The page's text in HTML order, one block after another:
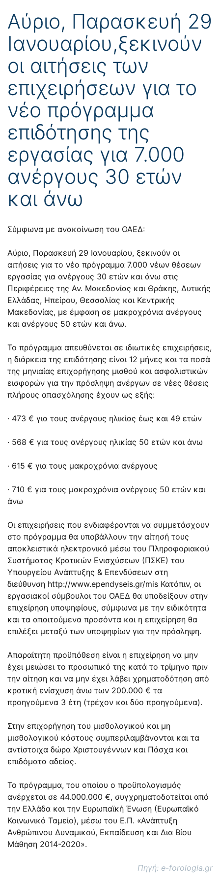
Αύριο, Παρασκευή 29
Ιανουαρίου,ξεκινούν
οι αιτήσεις των
επιχειρήσεων για το
νέο πρόγραμμα
επιδότησης της
εργασίας για 7.000
ανέργους 30 ετών
και άνω
Σύμφωνα με ανακοίνωση του ΟΑΕΔ:
Αύριο, Παρασκευή 29 Ιανουαρίου, ξεκινούν οι
αιτήσεις για το νέο πρόγραμμα 7.000 νέων θέσεων
εργασίας για ανέργους 30 ετών και άνω στις
Περιφέρειες της Αν. Μακεδονίας και Θράκης, Δυτικής
Ελλάδας, Ηπείρου, Θεσσαλίας και Κεντρικής
Μακεδονίας, με έμφαση σε μακροχρόνια ανέργους
και ανέργους 50 ετών και άνω.
Το πρόγραμμα απευθύνεται σε ιδιωτικές επιχειρήσεις,
η διάρκεια της επιδότησης είναι 12 μήνες και τα ποσά
της μηνιαίας επιχορήγησης μισθού και ασφαλιστικών
εισφορών για την πρόσληψη ανέργων σε νέες θέσεις
πλήρους απασχόλησης έχουν ως εξής:
· 473 € για τους ανέργους ηλικίας έως και 49 ετών
· 568 € για τους ανέργους ηλικίας 50 ετών και άνω
· 615 € για τους μακροχρόνια ανέργους
· 710 € για τους μακροχρόνια ανέργους 50 ετών και
άνω
Οι επιχειρήσεις που ενδιαφέρονται να συμμετάσχουν
στο πρόγραμμα θα υποβάλλουν την αίτησή τους
αποκλειστικά ηλεκτρονικά μέσω του Πληροφοριακού
Συστήματος Κρατικών Ενισχύσεων (ΠΣΚΕ) του
Υπουργείου Ανάπτυξης & Επενδύσεων στη
διεύθυνση http://www.ependyseis.gr/mis Κατόπιν, οι
εργασιακοί σύμβουλοι του ΟΑΕΔ θα υποδείξουν στην
επιχείρηση υποψηφίους, σύμφωνα με την ειδικότητα
και τα απαιτούμενα προσόντα και η επιχείρηση θα
επιλέξει μεταξύ των υποψηφίων για την πρόσληψη.
Απαραίτητη προϋπόθεση είναι η επιχείρηση να μην
έχει μειώσει το προσωπικό της κατά το τρίμηνο πριν
την αίτηση και να μην έχει λάβει χρηματοδότηση από
κρατική ενίσχυση άνω των 200.000 € τα
προηγούμενα 3 έτη (τρέχον και δύο προηγούμενα).
Στην επιχορήγηση του μισθολογικού και μη
μισθολογικού κόστους συμπεριλαμβάνονται και τα
αντίστοιχα δώρα Χριστουγέννων και Πάσχα και
επιδόματα αδείας.
Το πρόγραμμα, του οποίου ο προϋπολογισμός
ανέρχεται σε 44.000.000 €, συγχρηματοδοτείται από
την Ελλάδα και την Ευρωπαϊκή Ένωση (Ευρωπαϊκό
Κοινωνικό Ταμείο), μέσω του Ε.Π. «Ανάπτυξη
Ανθρώπινου Δυναμικού, Εκπαίδευση και Δια Βίου
Μάθηση 2014-2020».
Πηγή: e-forologia.gr